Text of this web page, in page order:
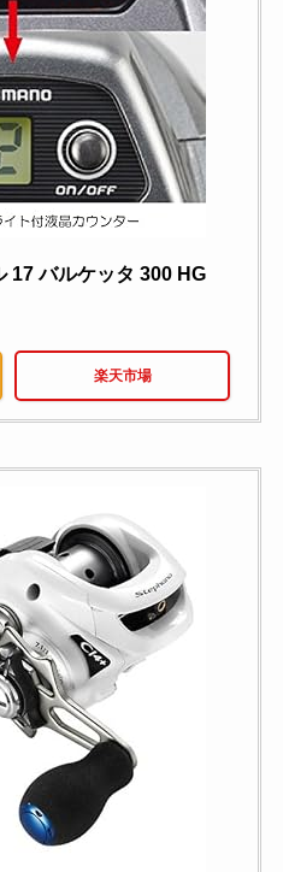
17 バルケッタ 300 HG
楽天市場